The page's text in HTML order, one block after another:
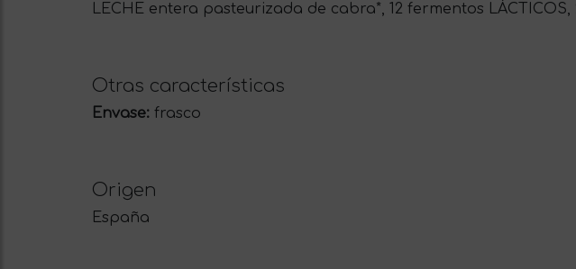
LECHE entera pasteurizada de cabra*, 12 fermentos
Otras características
Envase: frasco
Origen
España